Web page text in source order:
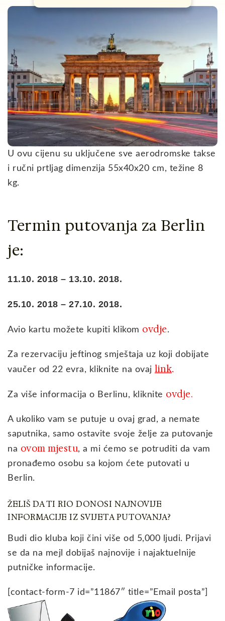
U ovu cijenu su uključene sve aerodromske takse
i ručni prtljag dimenzija 55x40x20 cm, težine 8
kg.
Termin putovanja za Berlin
je:
11.10. 2018 – 13.10. 2018.
25.10. 2018 – 27.10. 2018.
Avio kartu možete kupiti klikom ovdje.
Za rezervaciju jeftinog smještaja uz koji dobijate
vaučer od 22 evra, kliknite na ovaj link.
Za više informacija o Berlinu, kliknite ovdje.
A ukoliko vam se putuje u ovaj grad, a nemate
saputnika, samo ostavite svoje želje za putovanje
na ovom mjestu, a mi ćemo se potruditi da vam
pronađemo osobu sa kojom ćete putovati u
Berlin.
ŽELIŠ DA TI RIO DONOSI NAJNOVIJE
INFORMACIJE IZ SVIJETA PUTOVANJA?
Budi dio kluba koji čini više od 5,000 ljudi. Prijavi
se da na mejl dobijaš najnovije i najaktuelnije
putničke informacije.
[contact-form-7 id=”11867″ title=”Email posta”]